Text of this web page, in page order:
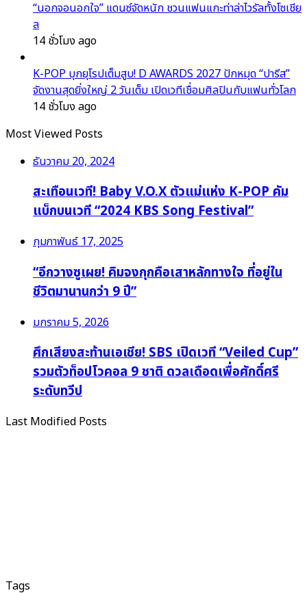
“นอกจอนอกใจ” แดนซ์จัดหนัก ชวนแฟนแกะท่าล่าไวรัลทั้งโซเชีย
ล
14 ชั่วโมง ago
K-POP บุกยุโรปเต็มสูบ! D AWARDS 2027 ปักหมุด “ปารีส”
จัดงานสุดยิ่งใหญ่ 2 วันเต็ม เปิดเวทีเชื่อมศิลปินกับแฟนทั่วโลก
14 ชั่วโมง ago
Most Viewed Posts
ธันวาคม 20, 2024
สะเทือนเวที! Baby V.O.X ตัวแม่แห่ง K-POP คัม
แบ็กบนเวที “2024 KBS Song Festival”
กุมภาพันธ์ 17, 2025
“อีกวางซูเผย! คิมจงกุกคือเสาหลักทางใจ ที่อยู่ใน
ชีวิตมานานกว่า 9 ปี”
มกราคม 5, 2026
ศึกเสียงสะท้านเอเชีย! SBS เปิดเวที “Veiled Cup”
รวมตัวท็อปโวคอล 9 ชาติ ดวลเดือดเพื่อศักดิ์ศรี
ระดับทวีป
Last Modified Posts
Tags